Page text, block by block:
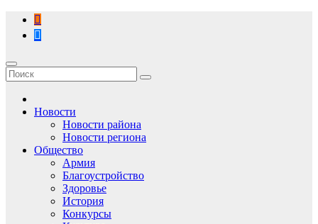
Перейти
содержимому
Новости
Новости района
Новости региона
Общество
Армия
Благоустройство
Здоровье
История
Конкурсы